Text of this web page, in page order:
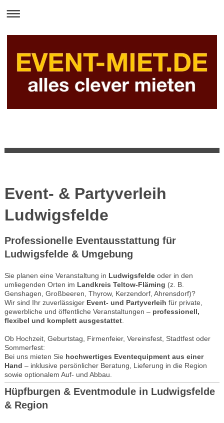
Event- & Partyverleih
Ludwigsfelde
Professionelle Eventausstattung für
Ludwigsfelde & Umgebung
Sie planen eine Veranstaltung in Ludwigsfeldeoder in den
umliegenden Orten im Landkreis Teltow-Fläming (z. B.
Genshagen, Großbeeren, Thyrow, Kerzendorf, Ahrensdorf)?
Wir sind Ihr zuverlässiger Event- und Partyverleih für private,
gewerbliche und öffentliche Veranstaltungen – professionell,
flexibel und komplett ausgestattet.
Ob Hochzeit, Geburtstag, Firmenfeier, Vereinsfest, Stadtfest oder
Sommerfest:
Bei uns mieten Sie hochwertiges Eventequipment aus einer
Hand – inklusive persönlicher Beratung, Lieferung in die Region
sowie optionalem Auf- und Abbau.
Hüpfburgen & Eventmodule in Ludwigsfelde
& Region